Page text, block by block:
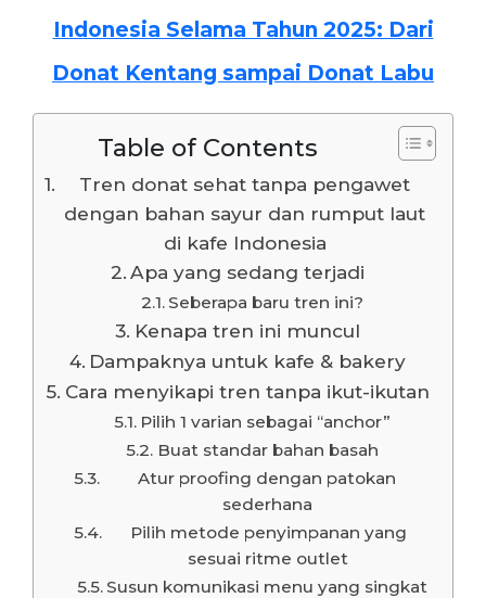
Indonesia Selama Tahun 2025: Dari
Donat Kentang sampai Donat Labu
Table of Contents
Tren donat sehat tanpa pengawet
dengan bahan sayur dan rumput laut
di kafe Indonesia
Apa yang sedang terjadi
Seberapa baru tren ini?
Kenapa tren ini muncul
Dampaknya untuk kafe & bakery
Cara menyikapi tren tanpa ikut-ikutan
Pilih 1 varian sebagai “anchor”
Buat standar bahan basah
Atur proofing dengan patokan
sederhana
Pilih metode penyimpanan yang
sesuai ritme outlet
Susun komunikasi menu yang singkat